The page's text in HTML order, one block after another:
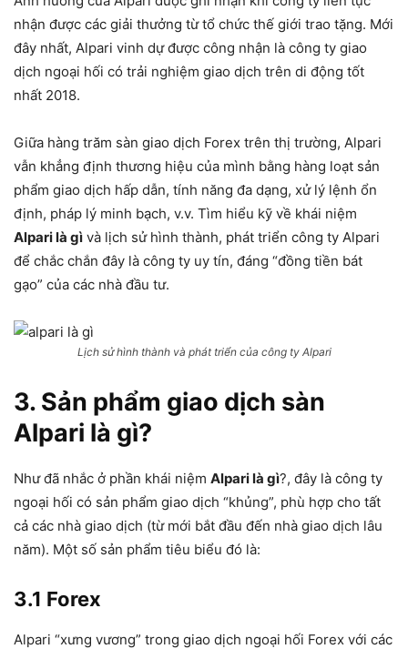
nhận được các giải thưởng từ tổ chức thế giới trao tặng. Mới
đây nhất, Alpari vinh dự được công nhận là công ty giao
dịch ngoại hối có trải nghiệm giao dịch trên di động tốt
nhất 2018.
Giữa hàng trăm sàn giao dịch Forex trên thị trường, Alpari
vẫn khẳng định thương hiệu của mình bằng hàng loạt sản
phẩm giao dịch hấp dẫn, tính năng đa dạng, xử lý lệnh ổn
định, pháp lý minh bạch, v.v. Tìm hiểu kỹ về khái niệm
Alpari là gì và lịch sử hình thành, phát triển công ty Alpari
để chắc chắn đây là công ty uy tín, đáng “đồng tiền bát
gạo” của các nhà đầu tư.
Lịch sử hình thành và phát triển của công ty Alpari
3. Sản phẩm giao dịch sàn
Alpari là gì?
Như đã nhắc ở phần khái niệm Alpari là gì?, đây là công ty
ngoại hối có sản phẩm giao dịch “khủng”, phù hợp cho tất
cả các nhà giao dịch (từ mới bắt đầu đến nhà giao dịch lâu
năm). Một số sản phẩm tiêu biểu đó là:
3.1 Forex
Alpari “xưng vương” trong giao dịch ngoại hối Forex với các